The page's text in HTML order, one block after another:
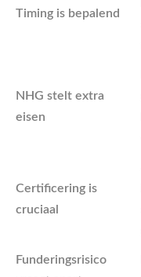
Timing is bepalend
NHG stelt extra
eisen
Certificering is
cruciaal
Funderingsrisico